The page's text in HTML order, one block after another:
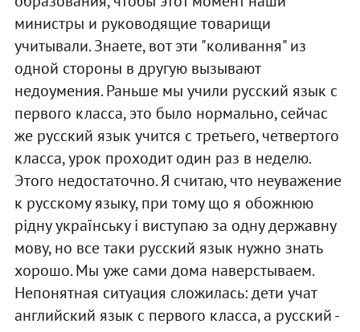
министры и руководящие товарищи
учитывали. Знаете, вот эти "коливання" из
одной стороны в другую вызывают
недоумения. Раньше мы учили русский язык с
первого класса, это было нормально, сейчас
же русский язык учится с третьего, четвертого
класса, урок проходит один раз в неделю.
Этого недостаточно. Я считаю, что неуважение
к русскому языку, при тому що я обожнюю
рідну українську і виступаю за одну державну
мову, но все таки русский язык нужно знать
хорошо. Мы уже сами дома наверстываем.
Непонятная ситуация сложилась: дети учат
английский язык с первого класса, а русский -